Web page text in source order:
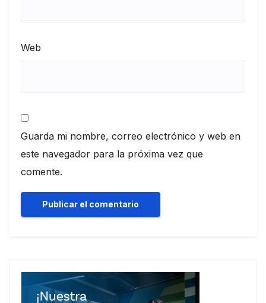
Web
Guarda mi nombre, correo electrónico y web en
este navegador para la próxima vez que
comente.